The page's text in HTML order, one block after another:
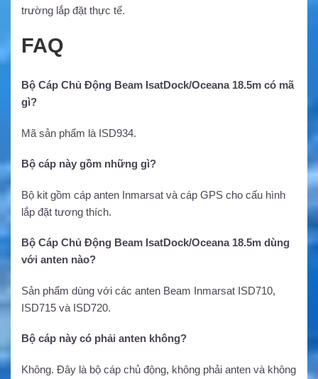
trường lắp đặt thực tế.
FAQ
Bộ Cáp Chủ Động Beam IsatDock/Oceana 18.5m có mã
gì?
Mã sản phẩm là ISD934.
Bộ cáp này gồm những gì?
Bộ kit gồm cáp anten Inmarsat và cáp GPS cho cấu hình
lắp đặt tương thích.
Bộ Cáp Chủ Động Beam IsatDock/Oceana 18.5m dùng
với anten nào?
Sản phẩm dùng với các anten Beam Inmarsat ISD710,
ISD715 và ISD720.
Bộ cáp này có phải anten không?
Không. Đây là bộ cáp chủ động, không phải anten và không